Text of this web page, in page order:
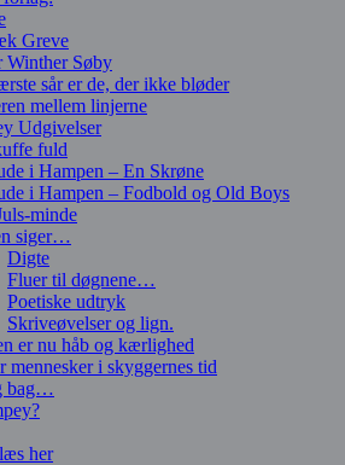
Greve
Winther Søby
sår er de, der ikke bløder
mellem linjerne
Udgivelser
fuld
i Hampen – En Skrøne
i Hampen – Fodbold og Old Boys
minde
siger…
Digte
Fluer til døgnene…
Poetiske udtryk
Skriveøvelser og lign.
er nu håb og kærlighed
mennesker i skyggernes tid
bag…
her